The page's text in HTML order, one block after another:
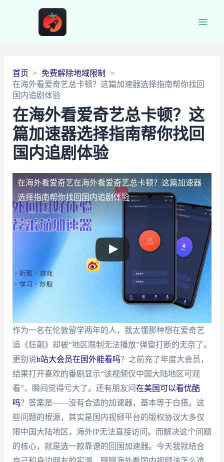
首页
免费解除地域限制
在海外看爱奇艺总卡顿？这篇加速器选择指南帮你找回
国内追剧体验
在海外看爱奇艺总卡顿？这
篇加速器选择指南帮你找回
国内追剧体验
在海外看爱奇艺在海外看爱奇艺总卡顿？这篇加速器
选择指南帮你找回国内追剧体验
作为一名在伦敦留学两年的人，我太懂那种想在爱奇艺
追《狂飙》却被“地区限制无法播放”弹窗打断的无奈了。
更别说b站大会员在国外能看吗？之前充了年度大会员，
结果打开喜欢的番剧显示“该视频仅中国大陆地区可观
看”，瞬间觉得亏大了。还有朋友问 在美国可以看优酷
吗？答案是——没有合适的加速器，基本等于白搭。这
些问题的根源，其实是国内视频平台的版权协议大多仅
限中国大陆地区，海外IP无法直接访问。而解决这个问题
的核心，就是选一款靠谱的回国加速器。今天我就结合